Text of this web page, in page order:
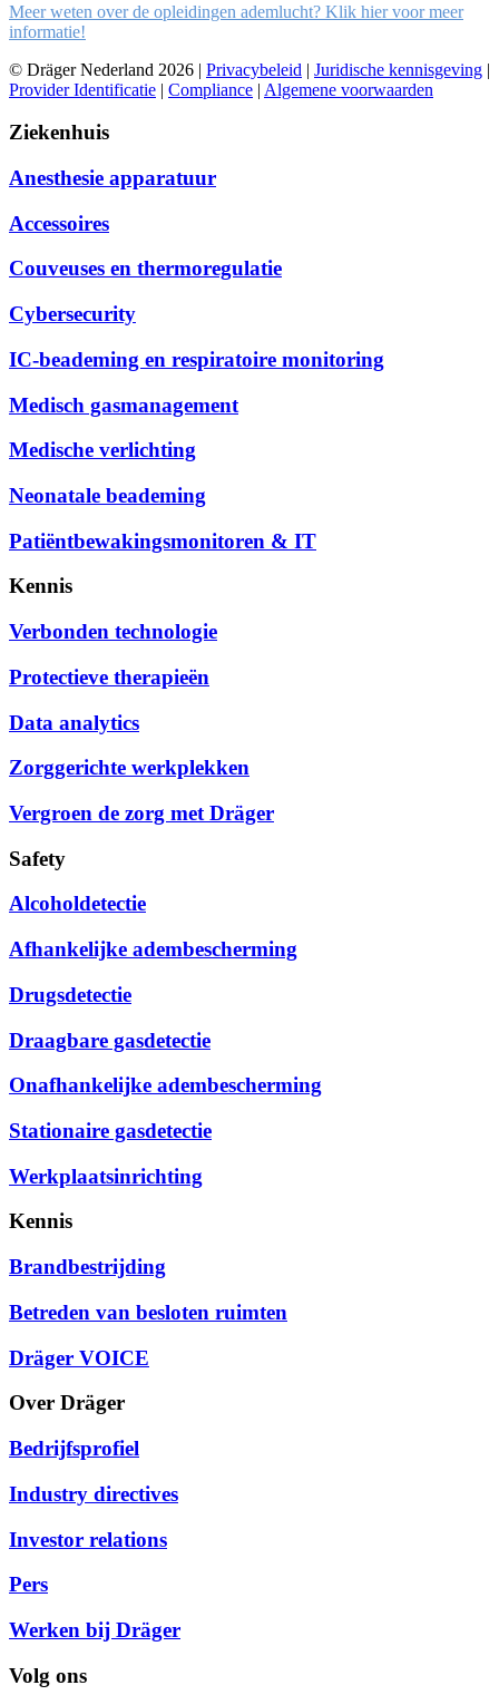
Meer weten over de opleidingen ademlucht? Klik hier voor meer
informatie!
© Dräger Nederland 2026 | Privacybeleid | Juridische kennisgeving |
Provider Identificatie | Compliance | Algemene voorwaarden
Ziekenhuis
Anesthesie apparatuur
Accessoires
Couveuses en thermoregulatie
Cybersecurity
IC-beademing en respiratoire monitoring
Medisch gasmanagement
Medische verlichting
Neonatale beademing
Patiëntbewakingsmonitoren & IT
Kennis
Verbonden technologie
Protectieve therapieën
Data analytics
Zorggerichte werkplekken
Vergroen de zorg met Dräger
Safety
Alcoholdetectie
Afhankelijke adembescherming
Drugsdetectie
Draagbare gasdetectie
Onafhankelijke adembescherming
Stationaire gasdetectie
Werkplaatsinrichting
Kennis
Brandbestrijding
Betreden van besloten ruimten
Dräger VOICE
Over Dräger
Bedrijfsprofiel
Industry directives
Investor relations
Pers
Werken bij Dräger
Volg ons